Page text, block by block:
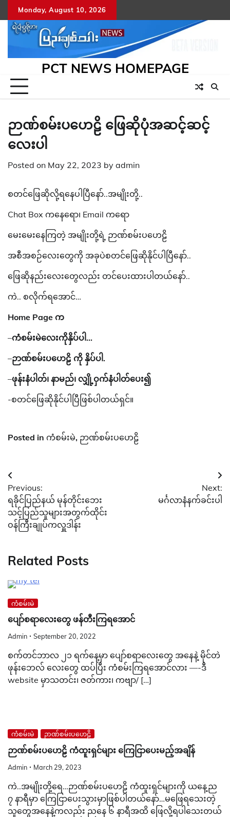
to
content
Monday, August 10, 2026
PCT NEWS HOMEPAGE
ဉာဏ်စမ်းပဟေဠိ ဖြေဆိုပုံအဆင့်ဆင့်
လေးပါ
Posted on May 22, 2023 by admin
စတင်ဖြေဆိုလို့ရနေပါပြီနော်..အမျိုးတို့..
Chat Box ကနေရော၊ Email ကရော
မေးမေးနေကြတဲ့ အမျိုးတို့ရဲ့ ဉာဏ်စမ်းပဟေဠိ
အစီအစဉ်လေးတွေကို အခုပဲစတင်ဖြေဆိုနိုင်ပါပြီနော်..
ဖြေဆိုနည်းလေးတွေလည်း တင်ပေးထားပါတယ်နော်..
ကဲ.. စလိုက်ရအောင်…
Home Page က
–ကံစမ်းမဲလေးကိုနှိပ်ပါ…
–ဉာဏ်စမ်းပဟေဠိ ကို နှိပ်ပါ.
–ဖုန်းနံပါတ်၊ နာမည်၊ လျှို့ဝှက်နံပါတ်ပေး၍
-စတင်ဖြေဆိုနိုင်ပါပြီဖြစ်ပါတယ်ရှင်။
Posted in ကံစမ်းမဲ, ဉာဏ်စမ်းပဟေဠိ
Post
navigation
Previous:
ရခိုင်ပြည်နယ် မုန်တိုင်းဘေး
သင့်ပြည်သူများအတွက်ထိုင်း
ဝန်ကြီးချုပ်ကလှူဒါန်း
Next:
မင်္ဂလာနံနက်ခင်းပါ
Related Posts
ကံစမ်းမဲ
ပျော်စရာလေးတွေ ဖန်တီးကြရအောင်
Admin September 20, 2022
စက်တင်ဘာလ ၂၁ ရက်နေ့မှာ ပျော်စရာလေးတွေ အနေနဲ့ မိုင်တဲ
ဖုန်းဘေလ် လေးတွေ ထပ်ပြီး ကံစမ်းကြရအောင်လား —-ဒီ
website မှာသတင်း၊ ဇတ်ကား၊ ကဗျာ/ […]
ကံစမ်းမဲ ဉာဏ်စမ်းပဟေဠိ
ဉာဏ်စမ်းပဟေဠိ ကံထူးရှင်များ ကြေငြာပေးမည့်အချိန်
Admin March 29, 2023
ကဲ..အမျိုးတို့ရေ…ဉာဏ်စမ်းပဟေဠိ ကံထူးရှင်များကို ယနေ့ည
၇ နာရီမှာ ကြေငြာပေးသွားမှာဖြစ်ပါတယ်နော်…မဖြေရသေးတဲ့
သူတွေအနေနဲ့ကလည်း ညနေ ၆ နာရီအထိ ဖြေလို့ရပါသေးတယ်